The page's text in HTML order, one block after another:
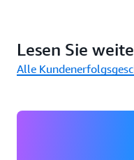
Lesen Sie
Alle